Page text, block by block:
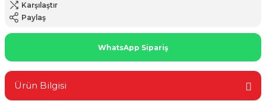
Karşılaştır
Paylaş
WhatsApp Sipariş
Ürün Bilgisi